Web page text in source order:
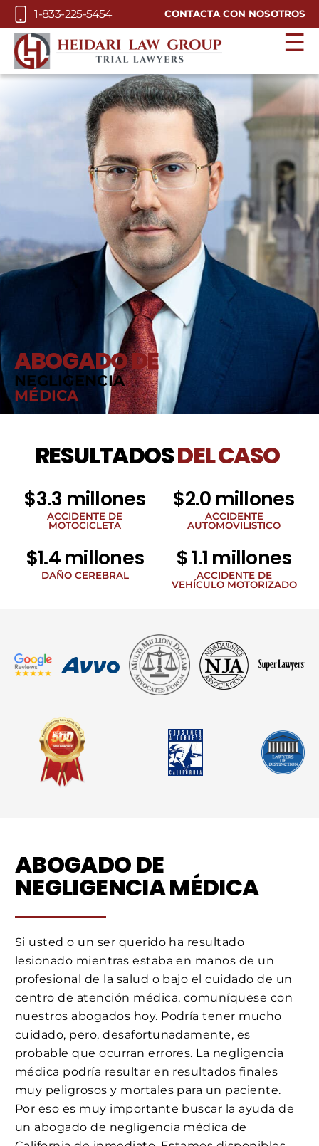
Skip to Main Content
1-833-225-5454 CONTACTA CON NOSOTROS
☰
ABOGADO DE
NEGLIGENCIA
MÉDICA
RESULTADOSDEL CASO
$3.3 millones
ACCIDENTE DE
MOTOCICLETA
$2.0 millones
ACCIDENTE
AUTOMOVILISTICO
$1.4 millones
DAÑO CEREBRAL
$ 1.1 millones
ACCIDENTE DE
VEHÍCULO MOTORIZADO
ABOGADO DE
NEGLIGENCIA MÉDICA
Si usted o un ser querido ha resultado
lesionado mientras estaba en manos de un
profesional de la salud o bajo el cuidado de un
centro de atención médica, comuníquese con
nuestros abogados hoy. Podría tener mucho
cuidado, pero, desafortunadamente, es
probable que ocurran errores. La negligencia
médica podría resultar en resultados finales
muy peligrosos y mortales para un paciente.
Por eso es muy importante buscar la ayuda de
un abogado de negligencia médica de